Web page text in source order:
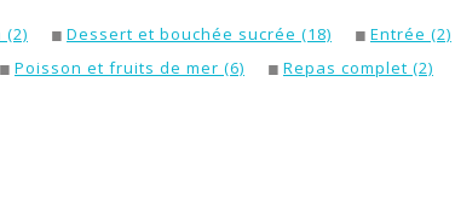
(2) Dessert et bouchée sucrée (18)
Entrée (2)
Poisson et fruits de mer (6)
Repas complet (2)